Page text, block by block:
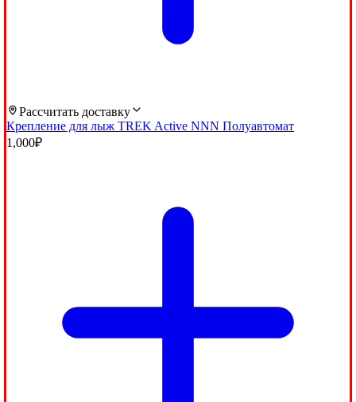
Рассчитать доставку
Крепление для лыж TREK Active NNN Полуавтомат
1,000₽